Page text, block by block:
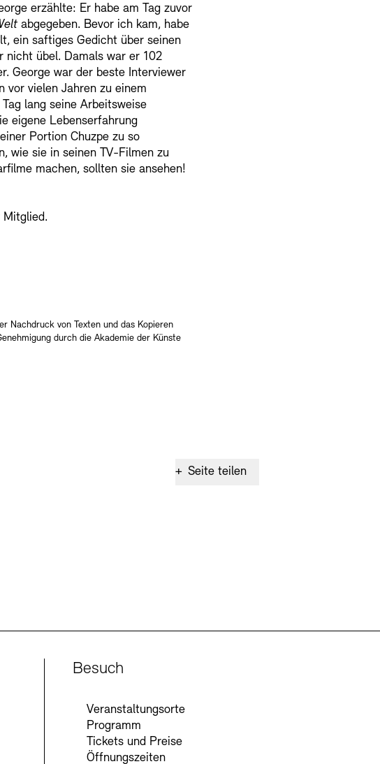
erzählte: Er habe am Tag zuvor
abgegeben. Bevor ich kam, habe
ein saftiges Gedicht über seinen
nicht übel. Damals war er 102
George war der beste Interviewer
vor vielen Jahren zu einem
lang seine Arbeitsweise
eigene Lebenserfahrung
Portion Chuzpe zu so
wie sie in seinen TV-Filmen zu
machen, sollten sie ansehen!
Nachdruck von Texten und das Kopieren
durch die Akademie der Künste
+ Seite teilen
Besuch
Veranstaltungsorte
Programm
Tickets und Preise
Öffnungszeiten